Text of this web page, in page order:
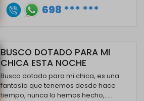
698 *** ***
BUSCO DOTADO PARA MI
CHICA ESTA NOCHE
Busco dotado para mi chica, es una
fantasía que tenemos desde hace
tiempo, nunca lo hemos hecho,......